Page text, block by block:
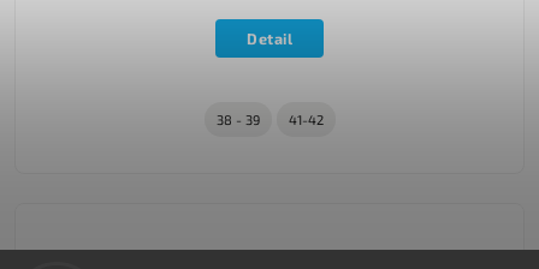
Detail
38 - 39 41-42